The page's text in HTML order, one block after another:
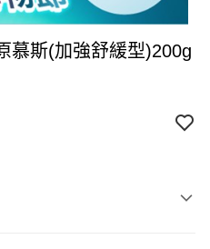
慕斯(加強舒緩型)200g